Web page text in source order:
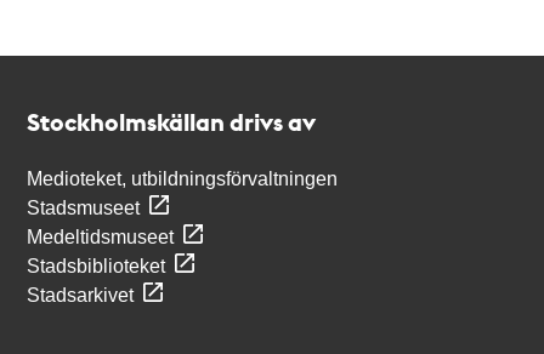
Stockholmskällan drivs av
Medioteket, utbildningsförvaltningen
Stadsmuseet
Medeltidsmuseet
Stadsbiblioteket
Stadsarkivet